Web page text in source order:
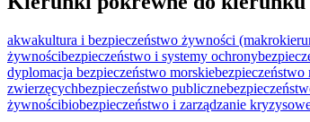
akwakultura i bezpieczeństwo żywności
żywnościbezpieczeństwo i systemy ochrony
dyplomacja bezpieczeństwo morskiebezpieczeństwo
zwierzęcychbezpieczeństwo publiczne
żywnościbiobezpieczeństwo i zarządzanie